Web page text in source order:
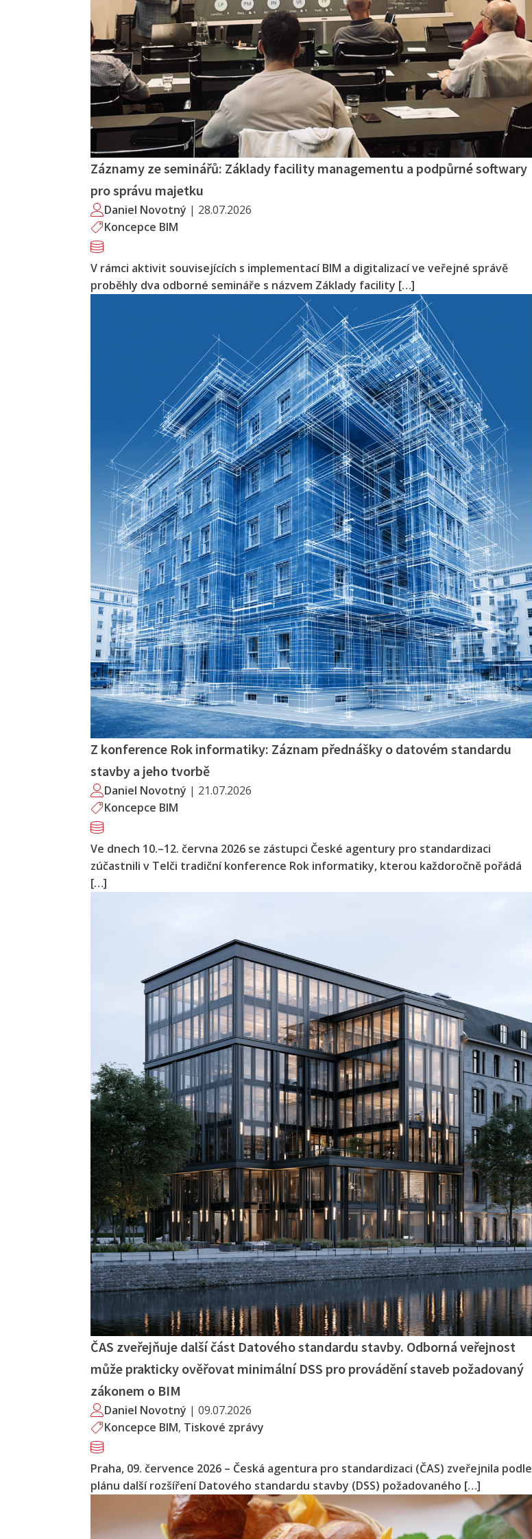
Záznamy ze seminářů: Základy facility managementu a podpůrné softwary
pro správu majetku
Daniel Novotný | 28.07.2026
Koncepce BIM
V rámci aktivit souvisejících s implementací BIM a digitalizací ve veřejné správě
proběhly dva odborné semináře s názvem Základy facility […]
Z konference Rok informatiky: Záznam přednášky o datovém standardu
stavby a jeho tvorbě
Daniel Novotný | 21.07.2026
Koncepce BIM
Ve dnech 10.–12. června 2026 se zástupci České agentury pro standardizaci
zúčastnili v Telči tradiční konference Rok informatiky, kterou každoročně pořádá
[…]
ČAS zveřejňuje další část Datového standardu stavby. Odborná veřejnost
může prakticky ověřovat minimální DSS pro provádění staveb požadovaný
zákonem o BIM
Daniel Novotný | 09.07.2026
Koncepce BIM, Tiskové zprávy
Praha, 09. července 2026 – Česká agentura pro standardizaci (ČAS) zveřejnila podle
plánu další rozšíření Datového standardu stavby (DSS) požadovaného […]